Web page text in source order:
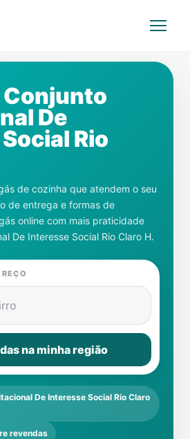
Conjunto
De
Rio
de cozinha que atendem o seu
de entrega e formas de
online com mais praticidade
De Interesse Social Rio Claro H.
na minha região
De Interesse Social Rio Claro
revendas